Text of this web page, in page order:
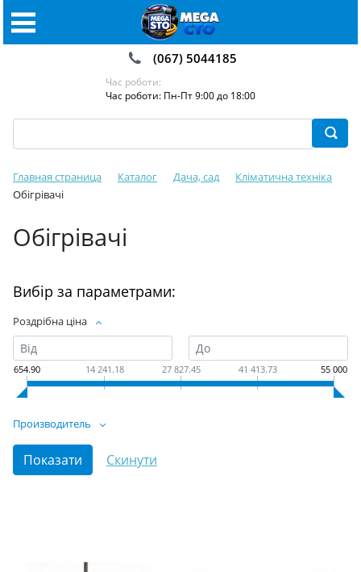
(067) 5044185
Час роботи:
Час роботи: Пн-Пт 9:00 до 18:00
Главная страница Каталог Дача, сад
Кліматична техніка
Обігрівачі
Обігрівачі
Вибір за параметрами:
Роздрібна ціна
654.90 14 241.18 27 827.45 41 413.73 55 000
Производитель